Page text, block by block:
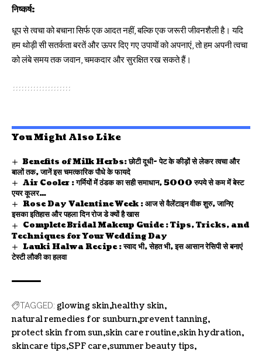
निष्कर्ष:
धूप से त्वचा को बचाना सिर्फ एक आदत नहीं, बल्कि एक जरूरी जीवनशैली है। यदि
हम थोड़ी सी सतर्कता बरतें और ऊपर दिए गए उपायों को अपनाएं, तो हम अपनी त्वचा
को लंबे समय तक जवान, चमकदार और सुरक्षित रख सकते हैं।
You Might Also Like
Benefits of Milk Herbs: छोटी दूधी- पेट के कीड़ों से लेकर त्वचा और
बालों तक, जानें इस चमत्कारिक पौधे के फायदे
Air Cooler : गर्मियों में ठंडक का सही समाधान, 5000 रुपये से कम में बेस्ट
एयर कूलर…
Rose Day Valentine Week : आज से वैलेंटाइन वीक शुरु, जानिए
इसका इतिहास और पहला दिन रोज डे क्यों है खास
Complete Bridal Makeup Guide : Tips, Tricks, and
Techniques for Your Wedding Day
Lauki Halwa Recipe : स्वाद भी, सेहत भी, इस आसान रेसिपी से बनाएं
टेस्टी लौकी का हलवा
TAGGED: glowing skin healthy skin
natural remedies for sunburn prevent tanning
protect skin from sun skin care routine skin hydration
skincare tips SPF care summer beauty tips